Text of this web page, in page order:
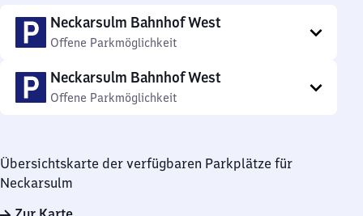
Neckarsulm Bahnhof West
Offene Parkmöglichkeit
Neckarsulm Bahnhof West
Offene Parkmöglichkeit
Übersichtskarte der verfügbaren Parkplätze für
Neckarsulm